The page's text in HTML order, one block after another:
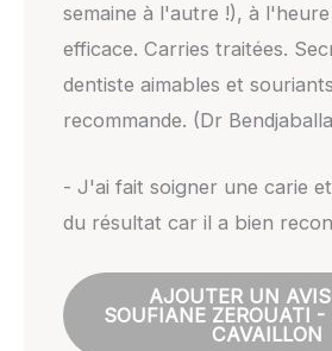
semaine à l'autre !), à
efficace. Carries traitées.
dentiste aimables et
recommande. (Dr
- J'ai fait soigner une carie
du résultat car il a bien
AJOUTER UN
SOUFIANE ZEROUATI -
CAVAILLON